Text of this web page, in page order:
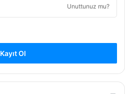
Unuttunuz mu?
Kayıt Ol